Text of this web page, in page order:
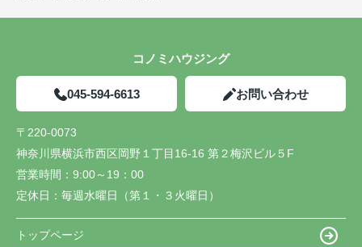
コノミハウジング
045-594-6613 お問い合わせ
〒220-0073
神奈川県横浜市西区岡野１丁目16-16 第２梅沢ビル５F
営業時間： 9:00～19：00
定休日： 毎週水曜日（第１・３火曜日）
トップページ